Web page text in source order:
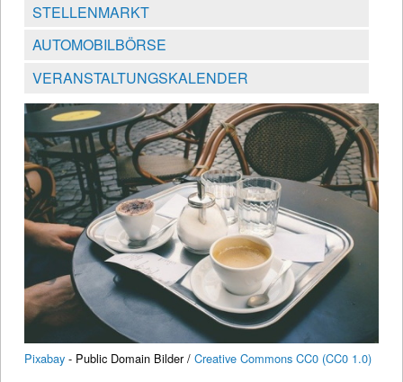
STELLENMARKT
AUTOMOBILBÖRSE
VERANSTALTUNGSKALENDER
Pixabay - Public Domain Bilder / Creative Commons CC0 (CC0 1.0)